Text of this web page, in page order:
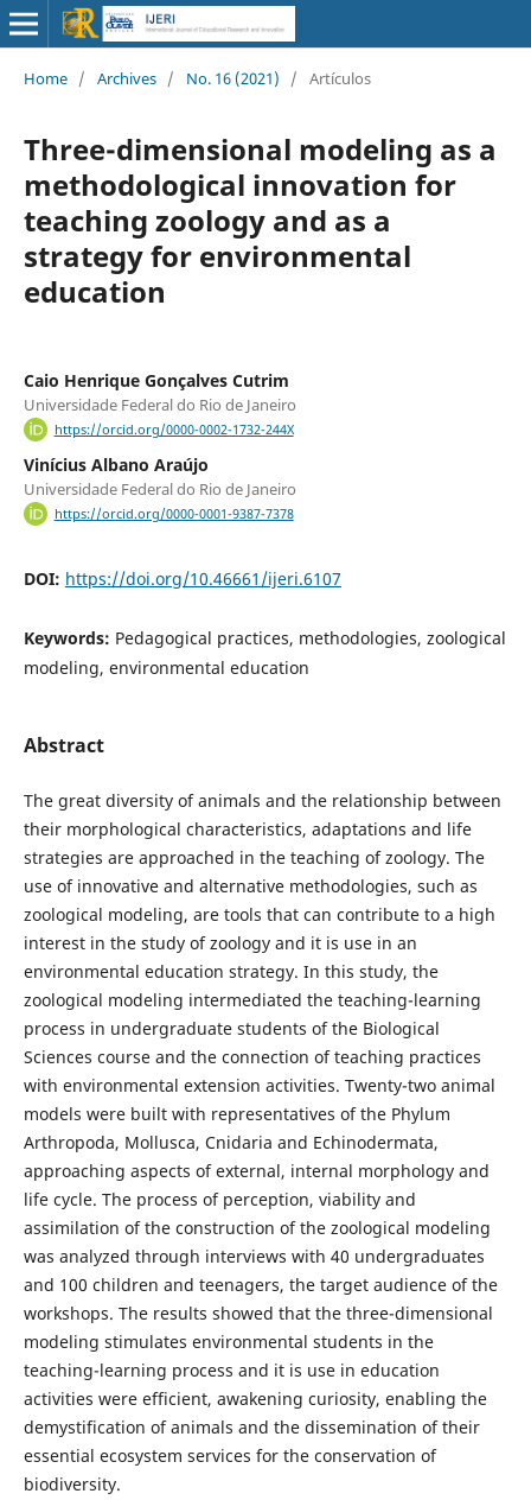
Home / Archives / No. 16 (2021) / Artículos
Three-dimensional modeling as a
methodological innovation for
teaching zoology and as a
strategy for environmental
education
Caio Henrique Gonçalves Cutrim
Universidade Federal do Rio de Janeiro
https://orcid.org/0000-0002-1732-244X
Vinícius Albano Araújo
Universidade Federal do Rio de Janeiro
https://orcid.org/0000-0001-9387-7378
DOI: https://doi.org/10.46661/ijeri.6107
Keywords: Pedagogical practices, methodologies, zoological
modeling, environmental education
Abstract
The great diversity of animals and the relationship between
their morphological characteristics, adaptations and life
strategies are approached in the teaching of zoology. The
use of innovative and alternative methodologies, such as
zoological modeling, are tools that can contribute to a high
interest in the study of zoology and it is use in an
environmental education strategy. In this study, the
zoological modeling intermediated the teaching-learning
process in undergraduate students of the Biological
Sciences course and the connection of teaching practices
with environmental extension activities. Twenty-two animal
models were built with representatives of the Phylum
Arthropoda, Mollusca, Cnidaria and Echinodermata,
approaching aspects of external, internal morphology and
life cycle. The process of perception, viability and
assimilation of the construction of the zoological modeling
was analyzed through interviews with 40 undergraduates
and 100 children and teenagers, the target audience of the
workshops. The results showed that the three-dimensional
modeling stimulates environmental students in the
teaching-learning process and it is use in education
activities were efficient, awakening curiosity, enabling the
demystification of animals and the dissemination of their
essential ecosystem services for the conservation of
biodiversity.